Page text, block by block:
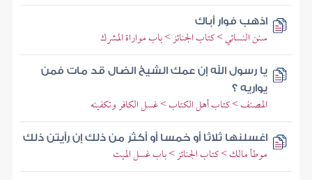
اذهب فوار أباك
سنن النسائي > كتاب الجنائز > باب مواراة المشرك
يا رسول الله إن عمك الشيخ الضال قد مات فمن
يواريه ؟
المصنف > كتاب أهل الكتاب > غسل الكافر وتكفينه
اغسلنها ثلاثا أو خمسا أو أكثر من ذلك إن رأيتن ذلك
موطأ مالك > كتاب الجنائز > باب غسل الميت